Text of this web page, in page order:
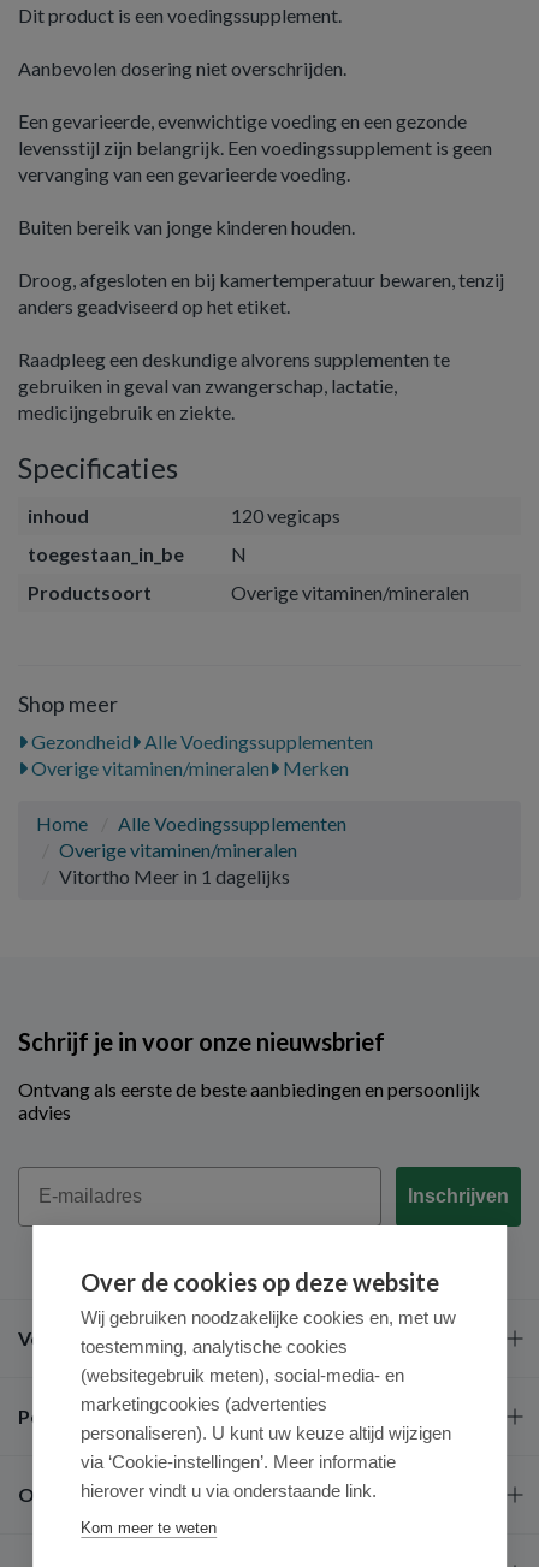
Dit product is een voedingssupplement.
Aanbevolen dosering niet overschrijden.
Een gevarieerde, evenwichtige voeding en een gezonde
levensstijl zijn belangrijk. Een voedingssupplement is geen
vervanging van een gevarieerde voeding.
Buiten bereik van jonge kinderen houden.
Droog, afgesloten en bij kamertemperatuur bewaren, tenzij
anders geadviseerd op het etiket.
Raadpleeg een deskundige alvorens supplementen te
gebruiken in geval van zwangerschap, lactatie,
medicijngebruik en ziekte.
Specificaties
inhoud
120 vegicaps
toegestaan_in_be
N
Productsoort
Overige vitaminen/mineralen
Shop meer
Gezondheid
Alle Voedingssupplementen
Overige vitaminen/mineralen
Merken
Home
Alle Voedingssupplementen
Overige vitaminen/mineralen
Vitortho Meer in 1 dagelijks
Schrijf je in voor onze nieuwsbrief
Ontvang als eerste de beste aanbiedingen en persoonlijk
advies
Email
Inschrijven
Veel gestelde vragen
Populaire merken
Over ons
Over de cookies op deze website
Wij gebruiken noodzakelijke cookies en, met uw
toestemming, analytische cookies
(websitegebruik meten), social-media- en
marketingcookies (advertenties
personaliseren). U kunt uw keuze altijd wijzigen
via ‘Cookie-instellingen’. Meer informatie
hierover vindt u via onderstaande link.
Kom meer te weten